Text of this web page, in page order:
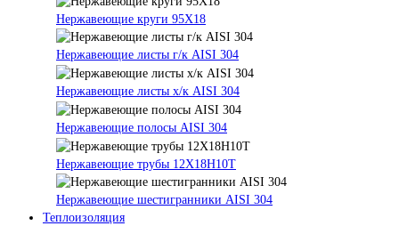
Нержавеющие круги 95Х18
Нержавеющие листы г/к AISI 304
Нержавеющие листы х/к AISI 304
Нержавеющие полосы AISI 304
Нержавеющие трубы 12Х18Н10Т
Нержавеющие шестигранники AISI 304
Теплоизоляция